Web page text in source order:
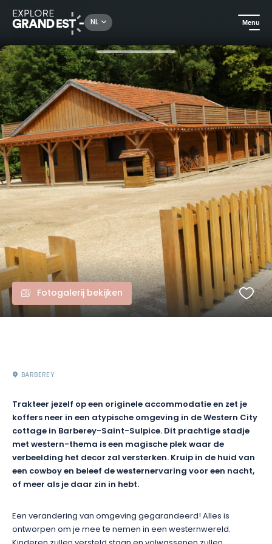
NL Menu
Kijk je ogen uit in de Grand Est Cottage verblijf in Western City in Barberey-Saint-Sulpice
Fotogalerij bekijken
BARBEREY
Trakteer jezelf op een originele accommodatie en zet je
koffers neer in een atypische omgeving in de Western City
cottage in Barberey-Saint-Sulpice. Dit prachtige stadje
met western-thema is een magische plek waar de
verbeelding het decor zal versterken. Kruip in de huid van
een cowboy en beleef de westernervaring voor een nacht,
of meer als je daar zin in hebt.
Een verandering van omgeving gegarandeerd! Alles is
ontworpen om je mee te nemen in een westernwereld.